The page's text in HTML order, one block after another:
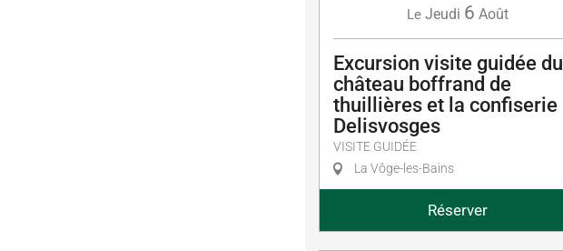
Le Jeudi 6 Août
Excursion visite guidée du
château boffrand de
thuillières et la confiserie
Delisvosges
VISITE GUIDÉE
La Vôge-les-Bains
Réserver